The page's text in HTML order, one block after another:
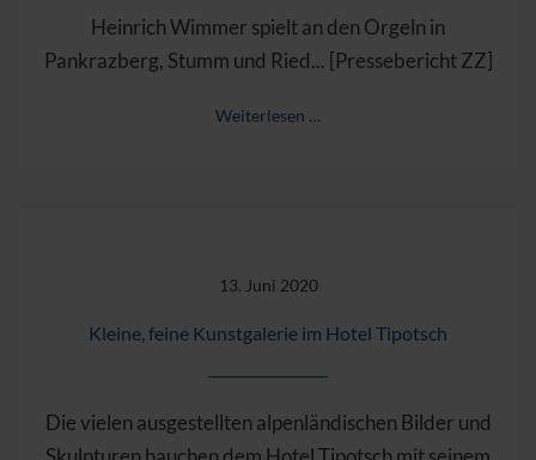
Heinrich Wimmer spielt an den Orgeln in
Pankrazberg, Stumm und Ried... [Pressebericht ZZ]
Weiterlesen …
13. Juni 2020
Kleine, feine Kunstgalerie im Hotel Tipotsch
Die vielen ausgestellten alpenländischen Bilder und